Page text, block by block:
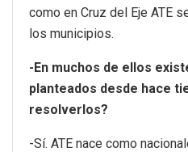
como en Cruz del Eje ATE
los municipios.
-En muchos de ellos
planteados desde hace
resolverlos?
-Sí. ATE nace como